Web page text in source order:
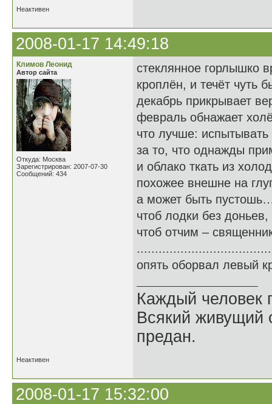
Неактивен
2008-01-17 14:49:18
Климов Леонид
Автор сайта
Откуда: Москва
Зарегистрирован: 2007-07-30
Сообщений: 434
стеклянное горлышко
кроплён, и течёт чуть
декабрь прикрывает
февраль обнажает
что лучше:
за то, что однажды
и облако ткать из
похожее внешне на
а может быть
чтоб лодки без
чтоб отчим –
опять оборвал левый
Каждый человек
Всякий живущий
предан.
Неактивен
2008-01-17 15:32:00